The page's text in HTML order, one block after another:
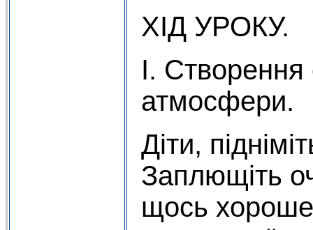
ХІД УРОКУ.
І. Створення
атмосфери.
Діти,
Заплющіть
щось